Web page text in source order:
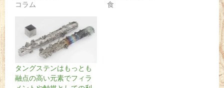
コラム
食
タングステンはもっとも
融点の高い元素でフィラ